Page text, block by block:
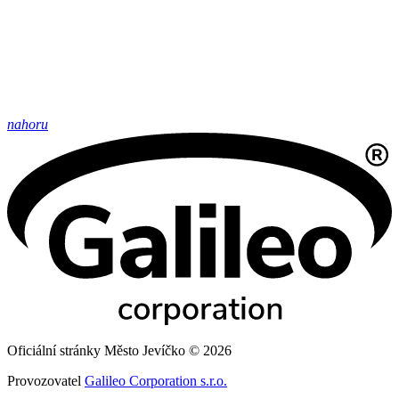
nahoru
Oficiální stránky Město Jevíčko © 2026
Provozovatel Galileo Corporation s.r.o.